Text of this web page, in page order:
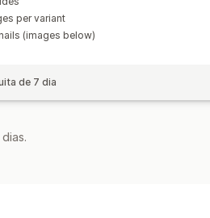
per variant
(images below)
de 7 dia